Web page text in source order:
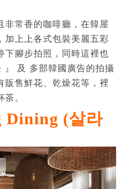
非常香的咖啡廳，在韓屋
加上上各式包裝美麗五彩
下腳步拍照，同時這裡也
』 及 多部韓國廣告的拍攝
販售鮮花、乾燥花等，裡
。
Dining (살라